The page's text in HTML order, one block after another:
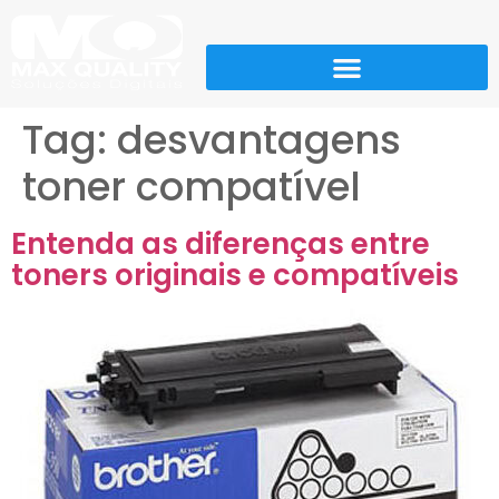
Tag: desvantagens
toner compatível
Entenda as diferenças entre
toners originais e compatíveis